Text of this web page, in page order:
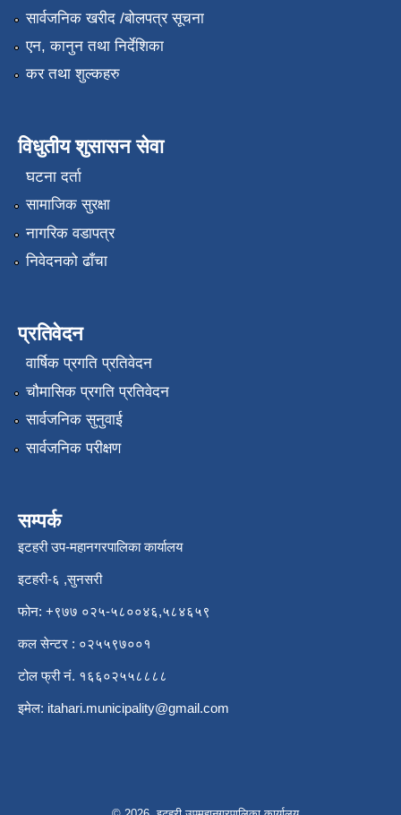
सार्वजनिक खरीद /बोलपत्र सूचना
एन, कानुन तथा निर्देशिका
कर तथा शुल्कहरु
विधुतीय शुसासन सेवा
घटना दर्ता
सामाजिक सुरक्षा
नागरिक वडापत्र
निवेदनको ढाँचा
प्रतिवेदन
वार्षिक प्रगति प्रतिवेदन
चौमासिक प्रगति प्रतिवेदन
सार्वजनिक सुनुवाई
सार्वजनिक परीक्षण
सम्पर्क
इटहरी उप-महानगरपालिका कार्यालय
इटहरी-६ ,सुनसरी
फोन: +९७७ ०२५-५८००४६,५८४६५९
कल सेन्टर : ०२५५९७००१
टोल फ्री नं. १६६०२५५८८८८
इमेल: itahari.municipality@gmail.com